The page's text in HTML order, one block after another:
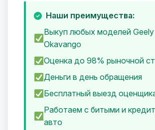
Наши преимущества:
Выкуп любых моделей Geely
Okavango
Оценка до 98% рыночной
Деньги в день обращения
Бесплатный выезд
Работаем с битыми и
авто